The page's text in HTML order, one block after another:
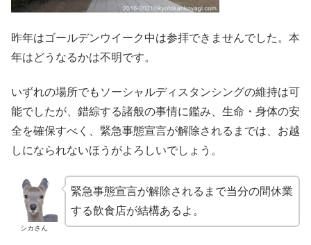
昨年はゴールデンウイーク中は参拝できませんでした。本
年はどうなるかは不明です。
いずれの場所でもソーシャルディスタンシングの維持は可
能でしたが、錯綜する諸般の事情に鑑み、生命・身体の安
全を確保すべく、緊急事態宣言が解除されるまでは、お越
しになられないほうがよろしいでしょう。
シカさん
緊急事態宣言が解除されるまで当分の間休業
する飲食店が結構あるよ。